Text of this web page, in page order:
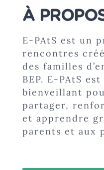
À
E-PAtS est un
rencontres
des familles
BEP. E-PAtS
bienveillant
partager,
et apprendre
parents et aux